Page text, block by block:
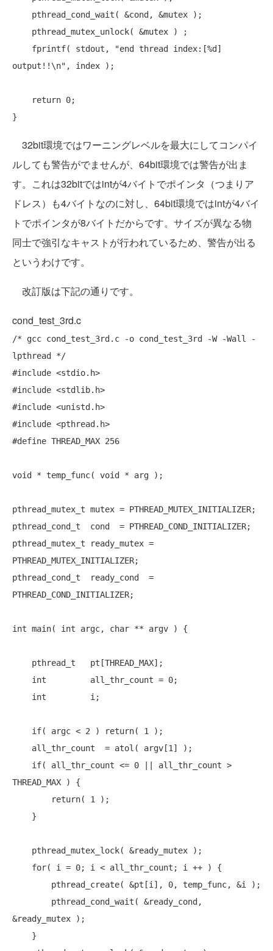
    fprintf( stdout,
"end thread index:[%d]
output!!\n" , index );
return 0;
32bit環境ではワーニングレベルを最大にしてコンパイ
ルしても警告がでませんが、64bit環境では警告が出ま
す。これは32bitではintが4バイトでポインタ（つまりア
ドレス）も4バイトなのに対し、64bit環境ではintが4バイ
トでポインタが8バイトだからです。サイズが異なる物
同士で強引なキャストが行われているため、警告が出る
というわけです。
改訂版は下記の通りです。
cond_test_3rd.c
/* gcc cond_test_3rd.c -o cond_test_3rd -W -Wall -
lpthread */
#include
#include
#include
#include
#define THREAD_MAX 256
void * temp_func( void * arg );
pthread_mutex_t mutex = PTHREAD_MUTEX_INITIALIZER;
pthread_cond_t  cond  = PTHREAD_COND_INITIALIZER;
pthread_mutex_t ready_mutex =
PTHREAD_MUTEX_INITIALIZER;
pthread_cond_t  ready_cond  =
PTHREAD_COND_INITIALIZER;
int main( int argc, char ** argv ) {
int
         all_thr_count = 0;
int
         i;
if( argc < 2 ) return( 1 );
if( all_thr_count <= 0 || all_thr_count >
THREAD_MAX ) {
return( 1 );
for( i = 0; i < all_thr_count; i ++ ) {
&ready_mutex );